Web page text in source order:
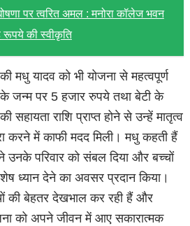
पर त्वरित अमल : मनोरा कॉलेज भवन
रूपये की स्वीकृति
मधु यादव को भी योजना से महत्वपूर्ण
जन्म पर 5 हजार रुपये तथा बेटी के
सहायता राशि प्राप्त होने से उन्हें मातृत्व
करने में काफी मदद मिली। मधु कहती हैं
उनके परिवार को संबल दिया और बच्चों
ध्यान देने का अवसर प्रदान किया।
की बेहतर देखभाल कर रही हैं और
को अपने जीवन में आए सकारात्मक